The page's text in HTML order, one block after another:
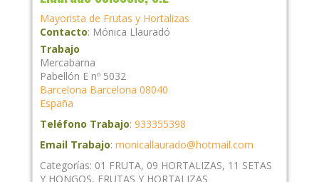
Mayorista de Frutas y Hortalizas
Contacto: Mónica Llauradó
Trabajo
Mercabarna
Pabellón E nº 5032
Barcelona Barcelona 08040
España
Teléfono Trabajo: 933355398
Email Trabajo: monicallaurado@hotmail.com
Categorías: 01 FRUTA, 09 HORTALIZAS, 11 SETAS
Y HONGOS, FRUTAS Y HORTALIZAS